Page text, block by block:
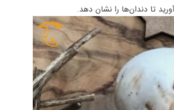
تا دندان‌ها را نشان دهد.